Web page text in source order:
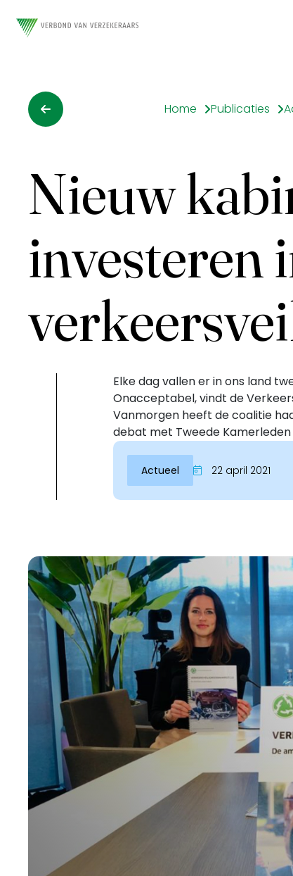
Inloggen
Home Publicaties
Nieuw
investeren
Elke dag vallen er in ons land
Onacceptabel, vindt de
Vanmorgen heeft de coalitie
debat met Tweede Kamerleden
Actueel 22 april 2021